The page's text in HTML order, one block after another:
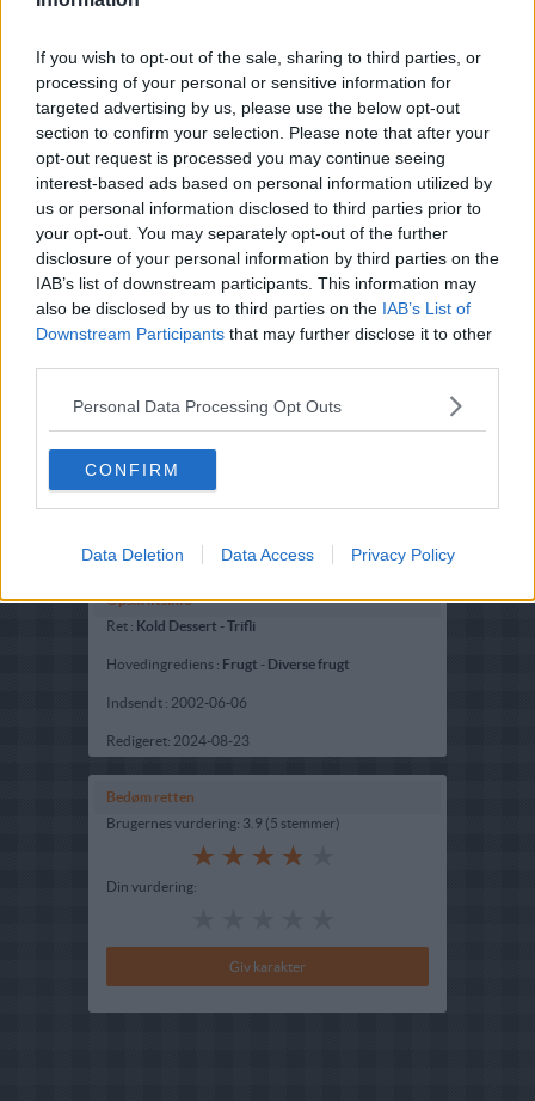
If you wish to opt-out of the sale, sharing to third parties, or
processing of your personal or sensitive information for
targeted advertising by us, please use the below opt-out
section to confirm your selection. Please note that after your
opt-out request is processed you may continue seeing
interest-based ads based on personal information utilized by
us or personal information disclosed to third parties prior to
your opt-out. You may separately opt-out of the further
disclosure of your personal information by third parties on the
IAB’s list of downstream participants. This information may
also be disclosed by us to third parties on the IAB’s List of
Downstream Participants that may further disclose it to other
Personal Data Processing Opt Outs
CONFIRM
Data Deletion Data Access Privacy Policy
Fløde, æggeblommer, sukker og cremepulver røres
Cremen hældes på sveskerne, dækkes med
flødeskum og pyntes med appelsinskiver.
Opskriftsinfo
Ret : Kold Dessert -Trifli
Hovedingrediens : Frugt - Diverse frugt
Indsendt : 2002-06-06
Redigeret: 2024-08-23
Bedøm retten
Brugernes vurdering: 3.9 (5 stemmer)
Din vurdering: